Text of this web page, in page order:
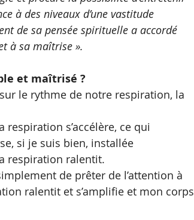
à des niveaux d’une vastitude
de sa pensée spirituelle a accordé
à sa maîtrise ».
et maîtrisé ?
le rythme de notre respiration, la
s’accélère, ce qui
si je suis bien, installée
respiration ralentit.
de prêter de l’attention à
ralentit et s’amplifie et mon corps